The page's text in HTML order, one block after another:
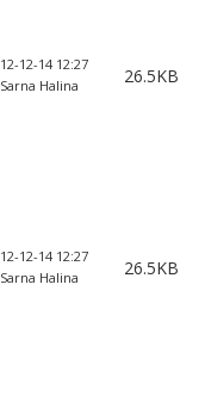
12-12-14 12:27
Sarna Halina
26.5KB
12-12-14 12:27
Sarna Halina
26.5KB